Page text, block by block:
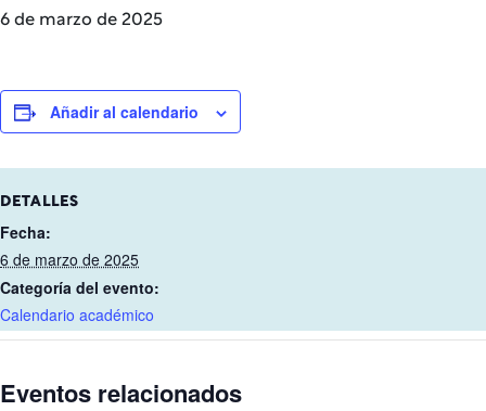
6 de marzo de 2025
Añadir al calendario
DETALLES
Fecha:
6 de marzo de 2025
Categoría del evento:
Calendario académico
Eventos relacionados